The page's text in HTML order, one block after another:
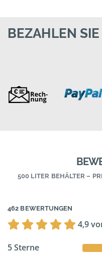
BEZAHLEN
500 LITER BEHÄLTER –
462 BEWERTUNGEN
4,9
5 Sterne